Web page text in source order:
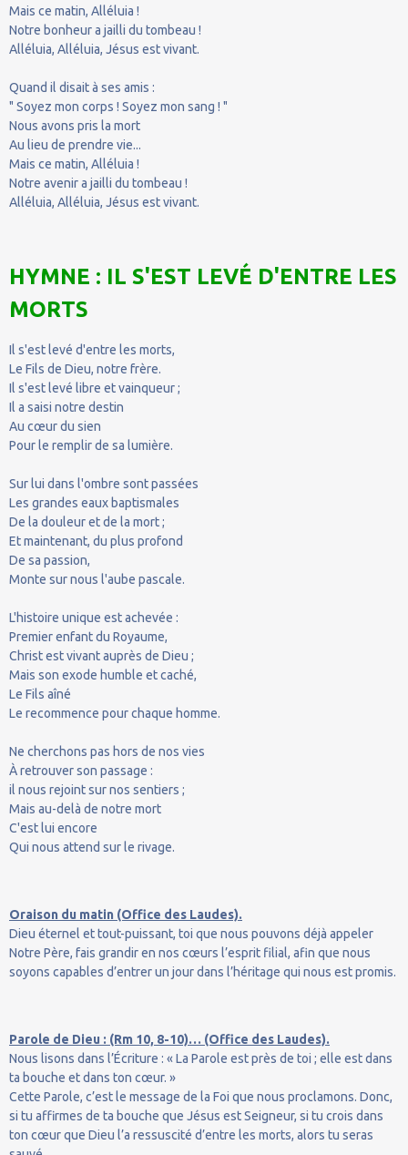
Mais ce matin, Alléluia !
Notre bonheur a jailli du tombeau !
Alléluia, Alléluia, Jésus est vivant.
Quand il disait à ses amis :
" Soyez mon corps ! Soyez mon sang ! "
Nous avons pris la mort
Au lieu de prendre vie...
Mais ce matin, Alléluia !
Notre avenir a jailli du tombeau !
Alléluia, Alléluia, Jésus est vivant.
HYMNE : IL S'EST LEVÉ D'ENTRE LES
MORTS
Il s'est levé d'entre les morts,
Le Fils de Dieu, notre frère.
Il s'est levé libre et vainqueur ;
Il a saisi notre destin
Au cœur du sien
Pour le remplir de sa lumière.
Sur lui dans l'ombre sont passées
Les grandes eaux baptismales
De la douleur et de la mort ;
Et maintenant, du plus profond
De sa passion,
Monte sur nous l'aube pascale.
L'histoire unique est achevée :
Premier enfant du Royaume,
Christ est vivant auprès de Dieu ;
Mais son exode humble et caché,
Le Fils aîné
Le recommence pour chaque homme.
Ne cherchons pas hors de nos vies
À retrouver son passage :
il nous rejoint sur nos sentiers ;
Mais au-delà de notre mort
C'est lui encore
Qui nous attend sur le rivage.
Oraison du matin (Office des Laudes).
Dieu éternel et tout-puissant, toi que nous pouvons déjà appeler
Notre Père, fais grandir en nos cœurs l’esprit filial, afin que nous
soyons capables d’entrer un jour dans l’héritage qui nous est promis.
Parole de Dieu : (Rm 10, 8-10)… (Office des Laudes).
Nous lisons dans l’Écriture : « La Parole est près de toi ; elle est dans
ta bouche et dans ton cœur. »
Cette Parole, c’est le message de la Foi que nous proclamons. Donc,
si tu affirmes de ta bouche que Jésus est Seigneur, si tu crois dans
ton cœur que Dieu l’a ressuscité d’entre les morts, alors tu seras